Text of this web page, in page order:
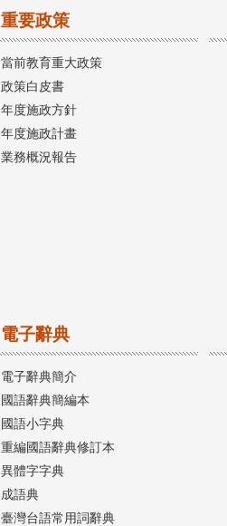
重要政策
當前教育重大政策
政策白皮書
年度施政方針
年度施政計畫
業務概況報告
電子辭典
電子辭典簡介
國語辭典簡編本
國語小字典
重編國語辭典修訂本
異體字字典
成語典
臺灣台語常用詞辭典